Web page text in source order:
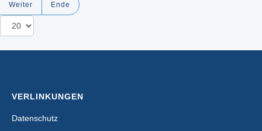
Weiter Ende
VERLINKUNGEN
Datenschutz